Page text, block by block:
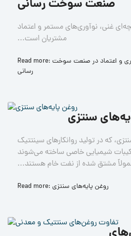
صنعت سوخت‌ رسانی
غنی، نوآوری‌های مستمر و اعتماد
مشتریان است...
Read more: ری‌سان: میراث، نوآوری و اعتماد در صنعت سوخت‌
رسانی
سنتزی
که در تولید روانکارهای سینتتیک
شیمیایی خاصی ساخته می‌شوند
مشتق شده از نفت خام هستند...
Read more: روغن پایه‌های سنتزی